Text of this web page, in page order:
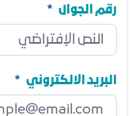
مطلوب
رقم الجوال
مطلوب
البريد الالكتروني